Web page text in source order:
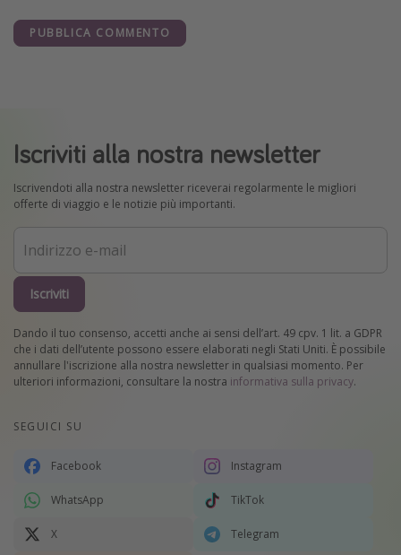
PUBBLICA COMMENTO
Iscriviti alla nostra newsletter
Iscrivendoti alla nostra newsletter riceverai regolarmente le migliori
offerte di viaggio e le notizie più importanti.
Iscriviti
Dando il tuo consenso, accetti anche ai sensi dell’art. 49 cpv. 1 lit. a GDPR
che i dati dell’utente possono essere elaborati negli Stati Uniti. È possibile
annullare l'iscrizione alla nostra newsletter in qualsiasi momento. Per
ulteriori informazioni, consultare la nostra informativa sulla privacy.
SEGUICI SU
Facebook Instagram
WhatsApp TikTok
X Telegram